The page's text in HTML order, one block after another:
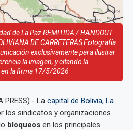
de La Paz REMITIDA / HANDOUT
DE CARRETERAS Fotografía
exclusivamente para ilustrar
la imagen, y citando la
en la firma 17/5/2026
PRESS) - La capital de Bolivia, La
los sindicatos y organizaciones
bloqueos en los principales